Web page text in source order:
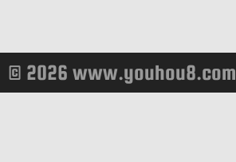
© 2026 www.youhou8.com